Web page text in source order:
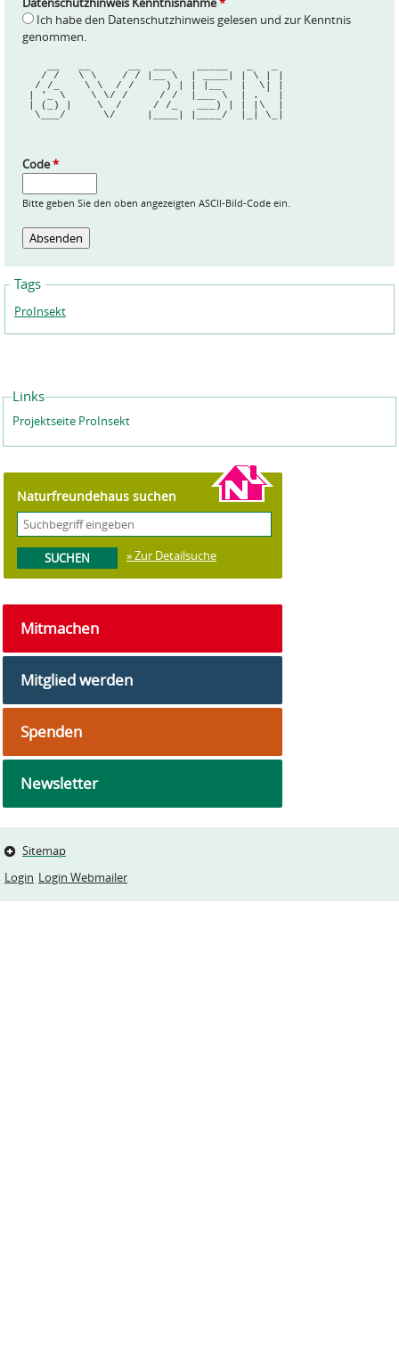
Ich habe den Datenschutzhinweis gelesen und zur Kenntnis
genommen.
   / /   \ \    / / |__ \  | ____| | \ | |
  / /_    \ \  / /     ) | | |__   |  \| |
| '_ \    \ \/ /     / /  |___ \  | . ` |
| (_) |    \  /     / /_   ___) | | |\  |
  \___/      \/     |____| |____/  |_| \_|
Code*
Bitte geben Sie den oben angezeigten ASCII-Bild-Code ein.
Tags
ProInsekt
Links
Projektseite ProInsekt
Naturfreundehaus suchen
» Zur Detailsuche
Mitmachen
Mitglied werden
Spenden
Newsletter
Sitemap
Login Login Webmailer